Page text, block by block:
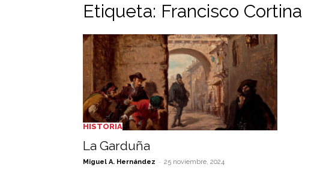
Etiqueta: Francisco Cortina
HISTORIA
La Garduña
Miguel A. Hernández - 25 noviembre, 2024